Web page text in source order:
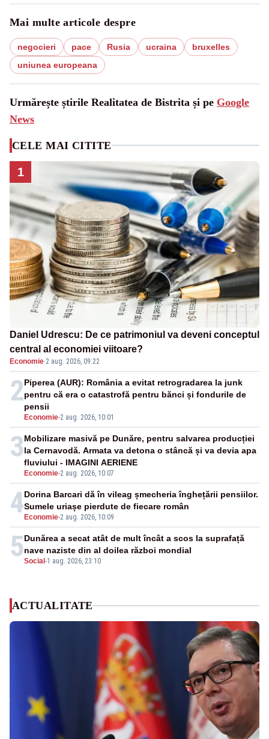
Mai multe articole despre
negocieri pace Rusia ucraina
bruxelles
uniunea europeana
Urmărește știrile Realitatea de Bistrita și pe Google
News
CELE MAI CITITE
1
Daniel Udrescu: De ce patrimoniul va deveni conceptul
central al economiei viitoare?
Economie·2 aug. 2026, 09:22
2
Economie-2 aug. 2026, 10:01
Piperea (AUR): România a evitat retrogradarea la junk
pentru că era o catastrofă pentru bănci și fondurile de
pensii
3
Economie-2 aug. 2026, 10:07
Mobilizare masivă pe Dunăre, pentru salvarea producției
la Cernavodă. Armata va detona o stâncă și va devia apa
fluviului - IMAGINI AERIENE
4 Economie-2 aug. 2026, 10:09
Dorina Barcari dă în vileag șmecheria înghețării pensiilor.
Sumele uriașe pierdute de fiecare român
5Social -1 aug. 2026, 23:10
Dunărea a secat atât de mult încât a scos la suprafață
nave naziste din al doilea război mondial
ACTUALITATE